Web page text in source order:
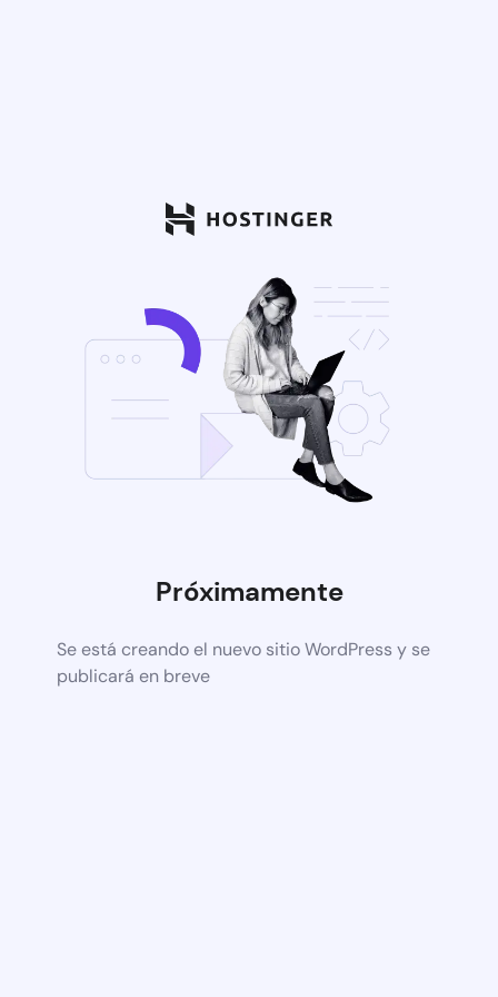
Próximamente
Se está creando el nuevo sitio WordPress y se
publicará en breve